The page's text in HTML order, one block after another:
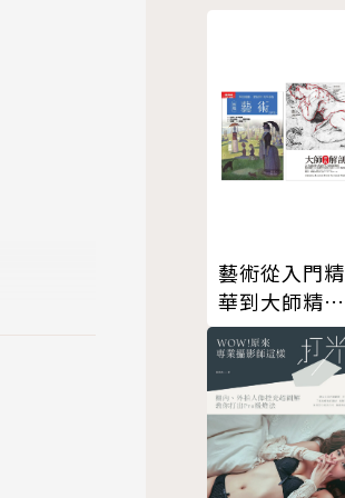
藝術從入門精
華到大師精髓
套書（共二
冊）